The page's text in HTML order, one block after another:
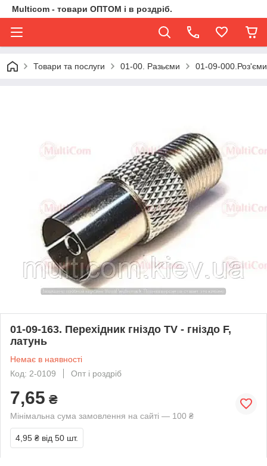
Multicom - товари ОПТОМ і в роздріб.
Товари та послуги 01-00. Разьєми 01-09-000.Роз'єми
01-09-163. Перехідник гніздо TV - гніздо F,
латунь
Немає в наявності
Код: 2-0109
Опт і роздріб
7,65 ₴
Мінімальна сума замовлення на сайті — 100 ₴
4,95 ₴ від 50 шт.